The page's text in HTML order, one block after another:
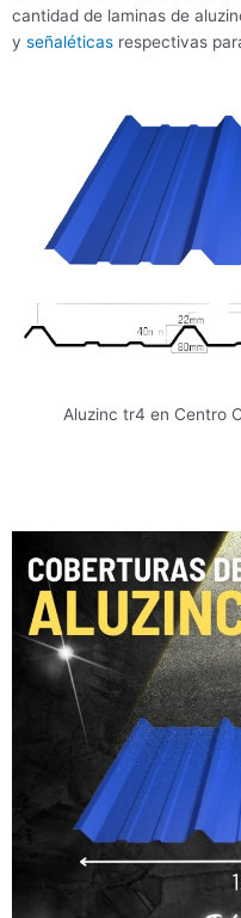
cantidad de laminas de
y señaléticas respectivas
Aluzinc tr4 en Centro